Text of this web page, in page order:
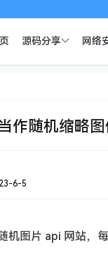
源码分享 网络
作随机缩略
6-5
机图片 api 网站，